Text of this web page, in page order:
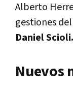
Alberto
gestiones
Daniel Scioli.
Nuevos